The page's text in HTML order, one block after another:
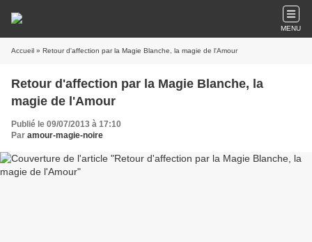
MENU
Accueil » Retour d'affection par la Magie Blanche, la magie de l'Amour
Retour d'affection par la Magie Blanche, la
magie de l'Amour
Publié le 09/07/2013 à 17:10
Par amour-magie-noire